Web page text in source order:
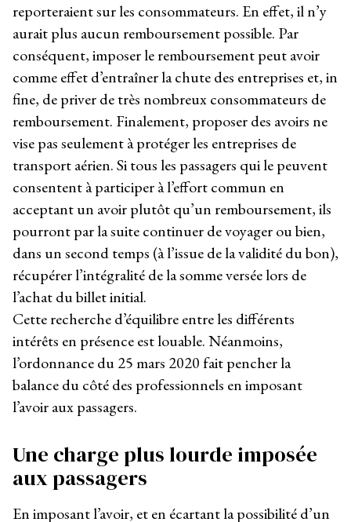
reporteraient sur les consommateurs. En effet, il n’y
aurait plus aucun remboursement possible. Par
conséquent, imposer le remboursement peut avoir
comme effet d’entraîner la chute des entreprises et, in
fine, de priver de très nombreux consommateurs de
remboursement. Finalement, proposer des avoirs ne
vise pas seulement à protéger les entreprises de
transport aérien. Si tous les passagers qui le peuvent
consentent à participer à l’effort commun en
acceptant un avoir plutôt qu’un remboursement, ils
pourront par la suite continuer de voyager ou bien,
dans un second temps (à l’issue de la validité du bon),
récupérer l’intégralité de la somme versée lors de
l’achat du billet initial.
Cette recherche d’équilibre entre les différents
intérêts en présence est louable. Néanmoins,
l’ordonnance du 25 mars 2020 fait pencher la
balance du côté des professionnels en imposant
l’avoir aux passagers.
Une charge plus lourde imposée
aux passagers
En imposant l’avoir, et en écartant la possibilité d’un